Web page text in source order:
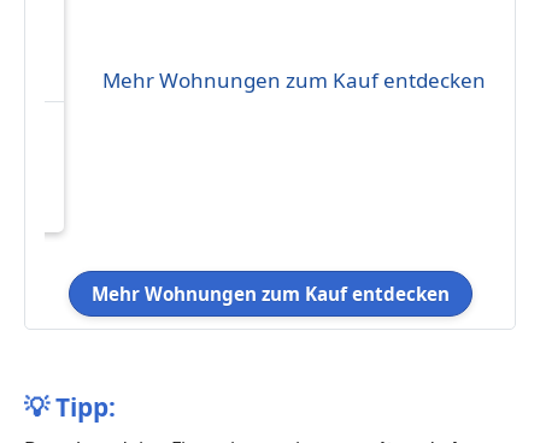
Mehr Wohnungen zum Kauf entdecken
Mehr Wohnungen zum Kauf entdecken
💡Tipp: